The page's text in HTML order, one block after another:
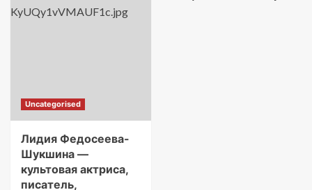
Uncategorised
Лидия Федосеева-
Шукшина —
культовая актриса,
писатель,